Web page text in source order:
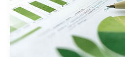
il
portfolio
progetti